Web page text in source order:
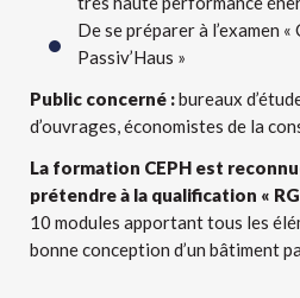
De se préparer à l’examen
Passiv’Haus »
Public concerné :bureaux
d’ouvrages, économistes de la
La formation CEPH est
prétendre à la qualification «
10 modules apportant tous les
bonne conception d’un bâtiment